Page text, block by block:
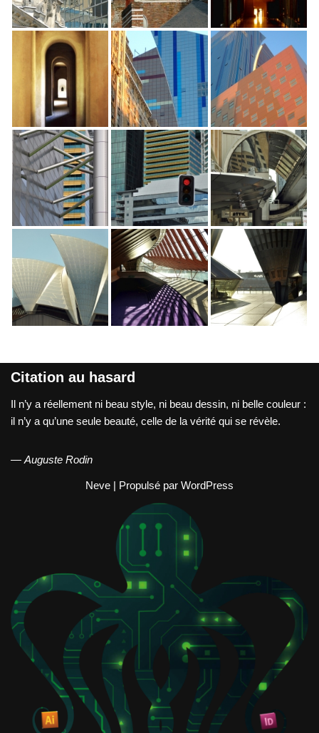
Citation au hasard
Il n’y a réellement ni beau style, ni beau dessin, ni belle couleur :
il n’y a qu’une seule beauté, celle de la vérité qui se révèle.
— Auguste Rodin
Neve | Propulsé par WordPress